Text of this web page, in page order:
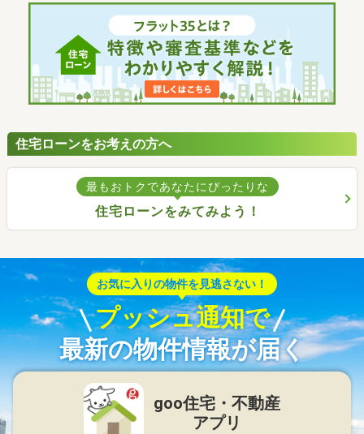
住宅ローンをお考えの方へ
最もおトクであなたにぴったりな
住宅ローンをみてみよう！
お気に入りの物件を見逃さない！
プッシュ通知で
最新の物件情報が届く
goo住宅・不動産
アプリ